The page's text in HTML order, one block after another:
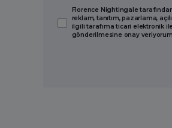
Florence Nightingale
reklam, tanıtım, pazarlama,
ilgili tarafıma ticari elektronik
gönderilmesine onay